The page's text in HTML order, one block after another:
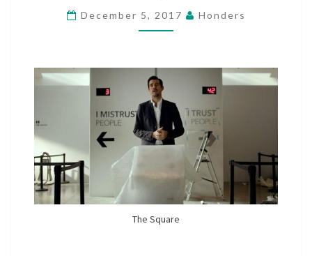
S
Q
A
R
E
December 5, 2017 Honders
The Square